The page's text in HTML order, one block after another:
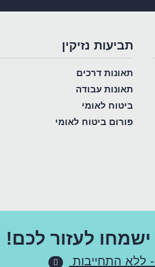
תביעות נזיקין
תאונות דרכים
תאונות עבודה
ביטוח לאומי
פורום ביטוח לאומי
ישמחו לעזור לכם!
- ללא התחייבות